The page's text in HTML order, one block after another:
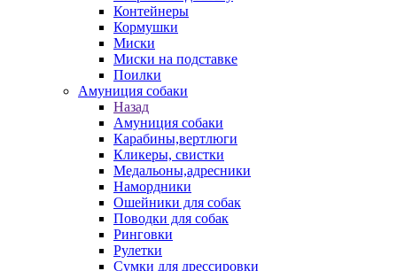
Контейнеры
Кормушки
Миски
Миски на подставке
Поилки
Амуниция собаки
Назад
Амуниция собаки
Карабины,вертлюги
Кликеры, свистки
Медальоны,адресники
Намордники
Ошейники для собак
Поводки для собак
Ринговки
Рулетки
Сумки для дрессировки